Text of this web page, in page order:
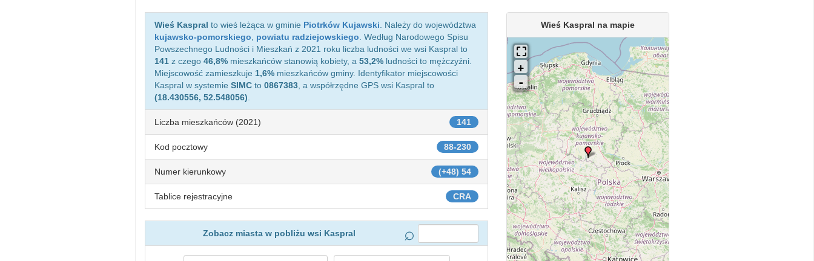
Wieś Kaspral to wieś leżąca w gminie Piotrków Kujawski . Należy do województwa
kujawsko-pomorskiego
powiatu radziejowskiego . Według Narodowego Spisu
Powszechnego Ludności i Mieszkań z 2021 roku liczba ludności we wsi Kaspral to
141 z czego 46,8% mieszkańców stanowią kobiety, a 53,2% ludności to mężczyźni.
Miejscowość zamieszkuje 1,6% mieszkańców gminy. Identyfikator miejscowości
Kaspral w systemie SIMC to 0867383 , a współrzędne GPS wsi Kaspral to
(18.430556, 52.548056)
141
Liczba mieszkańców (2021)
88-230
Kod pocztowy
(+48) 54
Numer kierunkowy
CRA
Tablice rejestracyjne
Zobacz miasta w pobliżu wsi Kaspral
Wieś Kaspral na mapie